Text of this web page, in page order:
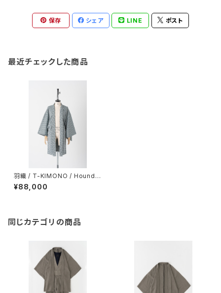
保存 シェア LINE ポスト
最近チェックした商品
羽織 / T-KIMONO / Houndst
ooth / GREEN（With tailorin
g）
¥88,000
同じカテゴリの商品